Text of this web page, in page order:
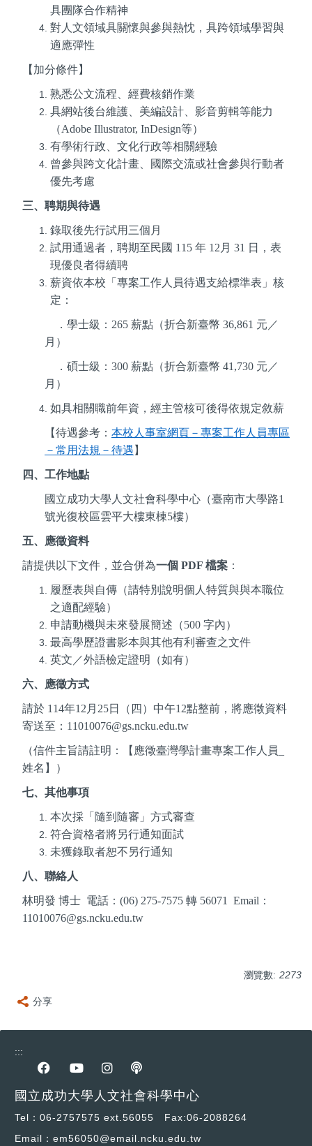
具團隊合作精神
對人文領域具關懷與參與熱忱，具跨領域學習與
適應彈性
【加分條件】
熟悉公文流程、經費核銷作業
具網站後台維護、美編設計、影音剪輯等能力
（Adobe Illustrator, InDesign等）
有學術行政、文化行政等相關經驗
曾參與跨文化計畫、國際交流或社會參與行動者
優先考慮
三、聘期與待遇
錄取後先行試用三個月
試用通過者，聘期至民國 115 年 12月 31 日
，表
現優良者得續聘
薪資依本校「專案工作人員待遇支給標準表」核
定：
．學士級： 265 薪點（折合新臺幣 36,861 元／
月）
．碩士級： 300 薪點（折合新臺幣 41,730 元／
月）
如具相關職前年資，經主管核可後得依規定敘薪
【待遇參考： 本校人事室網頁－專案工作人員專區
－常用法規－待遇 】
四、工作地點
國立成功大學人文社會科學中心（臺南市大學路1
號光復校區雲平大樓東棟5樓）
五、應徵資料
請提供以下文件，並合併為一個 PDF 檔案 ：
履歷表與自傳（請特別說明個人特質與與本職位
之適配經驗）
申請動機與未來發展簡述（500 字內）
最高學歷證書影本與其他有利審查之文件
英文／外語檢定證明（如有）
六、應徵方式
請於 114年12 月 25日（四）中午12點整前，將應徵資料
寄送至： 11010076@gs.ncku.edu.tw
（信件主旨請註明：【應徵臺灣學計畫專案工作人員
姓名】）
七、其他事項
本次採「隨到隨審」方式審查
符合資格者將另行通知面試
未獲錄取者恕不另行通知
八、聯絡人
林明發 博士 電話： (06) 275-7575 轉 56071 Email ：
11010076@gs.ncku.edu.tw
瀏覽數: 2273
分享
:::
前往Facebook專區
前往youtube專區
前往instagram專區
前往podcast專區
國立成功大學人文社會科學中心
Tel：06-2757575 ext.56055 Fax:06-2088264
Email：em56050@email.ncku.edu.tw